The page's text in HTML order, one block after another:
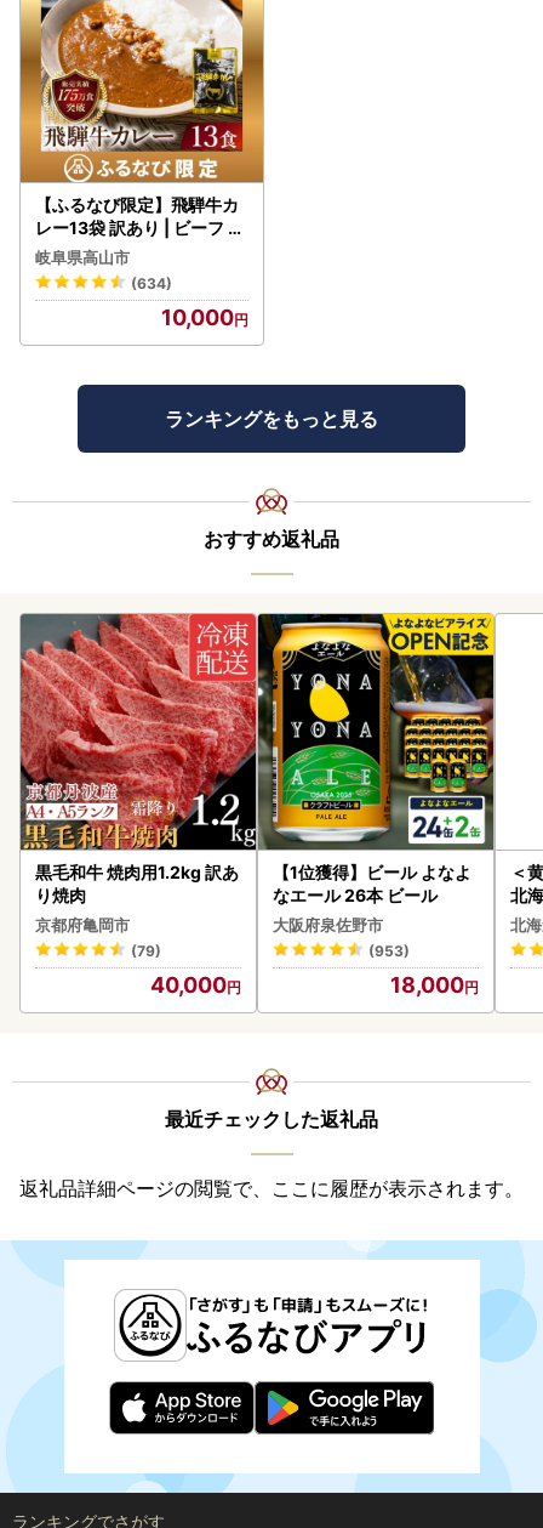
【ふるなび限定】飛騨牛カ
レー13袋 訳あり | ビーフ レ
トルト 訳あり DC006-CP
01 FN-Limited-VO
岐阜県高山市
(634)
10,000
ランキングをもっと見る
おすすめ返礼品
黒毛和牛 焼肉用1.2kg 訳あ
り焼肉
京都府亀岡市
(79)
40,000
【1位獲得】ビール よなよ
なエール 26本 ビール
大阪府泉佐野市
(953)
18,000
＜
北
北
最近チェックした返礼品
返礼品詳細ページの閲覧で、ここに履歴が表示されます。
ランキングでさがす